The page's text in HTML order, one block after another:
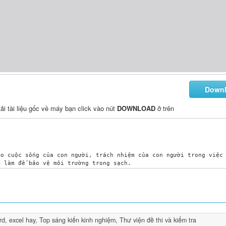
tài liệu gốc về máy bạn click vào nút DOWNLOAD ở trên
excel hay, Top sáng kiến kinh nghiệm, Thư viện đề thi và kiểm tra